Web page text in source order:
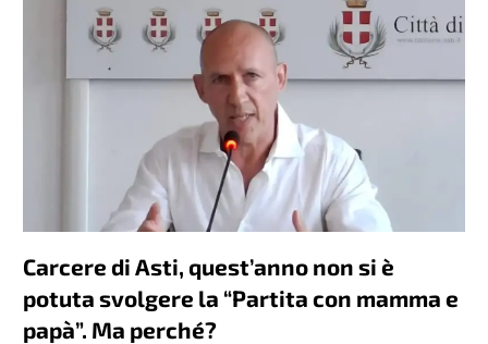
Carcere di Asti, quest’anno non si è
potuta svolgere la “Partita con mamma e
papà”. Ma perché?